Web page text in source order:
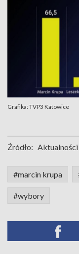
Grafika: TVP3 Katowice
Źródło:
#marcin krupa
#wybory